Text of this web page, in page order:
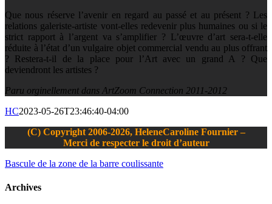
Que nous réserve l’avenir en regard au passé et au présent ? Les
relations galeriste-artiste vont-elles redevenir plus humaines ou si le
strict rapport à l’argent va s’amplifier ? L’œuvre d’art sera-t-elle
réduite à l’état d’un vulgaire objet commercial vendu au plus offrant
? Restera-t-il de la place pour l’Art avec un grand A ? Que
deviendront les artistes ?
Paru orginellement dans ArtZoom Connection 2011-2012
HC2023-05-26T23:46:40-04:00
(C) Copyright 2006-2026, HeleneCaroline Fournier –
Merci de respecter le droit d’auteur
Bascule de la zone de la barre coulissante
Archives